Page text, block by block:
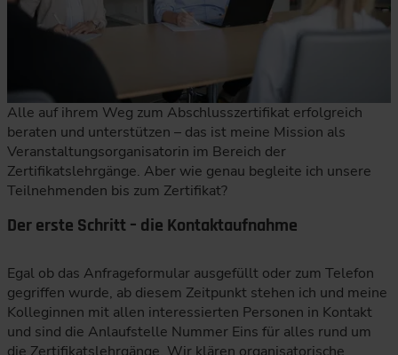
Alle auf ihrem Weg zum Abschlusszertifikat erfolgreich
beraten und unterstützen – das ist meine Mission als
Veranstaltungsorganisatorin im Bereich der
Zertifikatslehrgänge. Aber wie genau begleite ich unsere
Teilnehmenden bis zum Zertifikat?
Der erste Schritt – die Kontaktaufnahme
Egal ob das Anfrageformular ausgefüllt oder zum Telefon
gegriffen wurde, ab diesem Zeitpunkt stehen ich und meine
Kolleginnen mit allen interessierten Personen in Kontakt
und sind die Anlaufstelle Nummer Eins für alles rund um